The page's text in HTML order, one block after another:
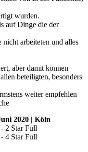
wurden.
auf Dinge die der
nicht arbeiteten und alles
aber damit können
beteiligten, besonders
weiter empfehlen
2020 | Köln